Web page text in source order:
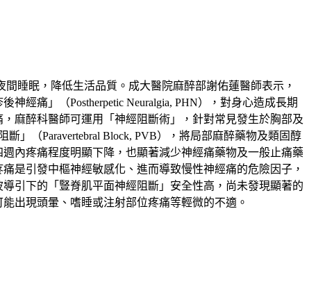
睡眠，降低生活品質。成大醫院麻醉部謝佑蓮醫師表示，
經痛」（Postherpetic Neuralgia, PHN），對身心造成長期
麻醉科醫師可運用「神經阻斷術」，針對常見發生於胸部及
」（Paravertebral Block, PVB），將局部麻醉藥物及類固醇
內疼痛程度明顯下降，也顯著減少神經痛藥物及一般止痛藥
是引發中樞神經敏感化、進而導致慢性神經痛的危險因子，
引下的「豎脊肌平面神經阻斷」安全性高，尚未發現顯著的
出現頭暈、嗜睡或注射部位疼痛等輕微的不適。